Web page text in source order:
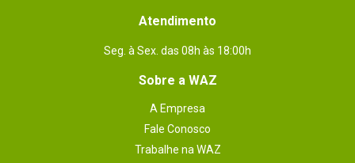
Atendimento
Seg. à Sex. das 08h às 18:00h
Sobre a WAZ
A Empresa
Fale Conosco
Trabalhe na WAZ